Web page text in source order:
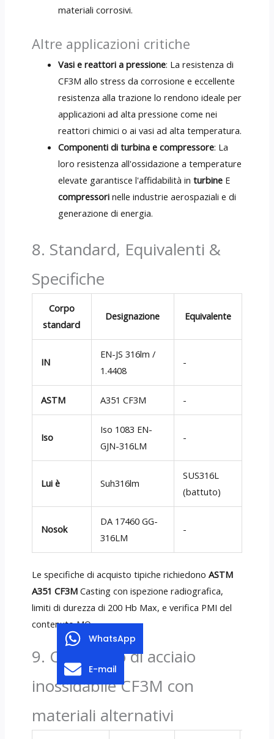
materiali corrosivi.
Altre applicazioni critiche
Vasi e reattori a pressione: La resistenza di
CF3M allo stress da corrosione e eccellente
resistenza alla trazione lo rendono ideale per
applicazioni ad alta pressione come nei
reattori chimici o ai vasi ad alta temperatura.
Componenti di turbina e compressore: La
loro resistenza all'ossidazione a temperature
elevate garantisce l'affidabilità inturbine E
compressori nelle industrie aerospaziali e di
generazione di energia.
8. Standard, Equivalenti &
Specifiche
Corpo
standard
Designazione Equivalente
IN
EN-JS 316lm /
1.4408
-
ASTM A351 CF3M -
Iso
Iso 1083 EN-
GJN-316LM
-
Lui è Suh316lm
SUS316L
(battuto)
Nosok
DA 17460 GG-
316LM
-
Le specifiche di acquisto tipiche richiedono ASTM
A351 CF3MCasting con ispezione radiografica,
limiti di durezza di 200 Hb Max, e verifica PMI del
contenuto MO.
9. Confronto di acciaio
inossidabile CF3M con
materiali alternativi
WhatsApp
E-mail